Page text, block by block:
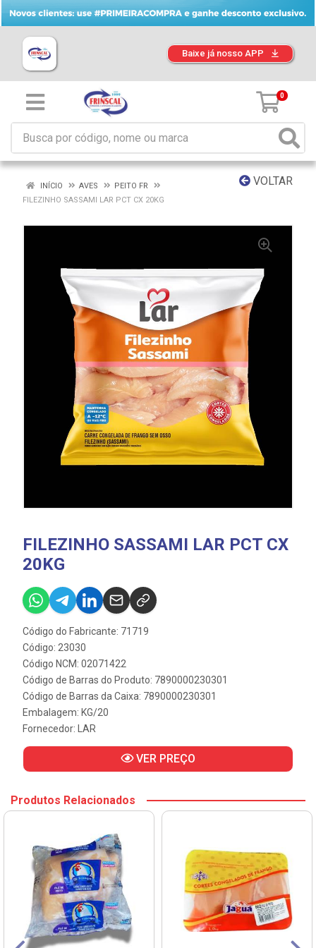
Baixe já nosso APP
0
VOLTAR
INÍCIO AVES
PEITO FR
FILEZINHO SASSAMI LAR PCT CX 20KG
FILEZINHO SASSAMI LAR PCT CX
20KG
Código do Fabricante: 71719
Código: 23030
Código NCM: 02071422
Código de Barras do Produto: 7890000230301
Código de Barras da Caixa: 7890000230301
Embalagem: KG/20
Fornecedor:
LAR
VER PREÇO
Produtos Relacionados